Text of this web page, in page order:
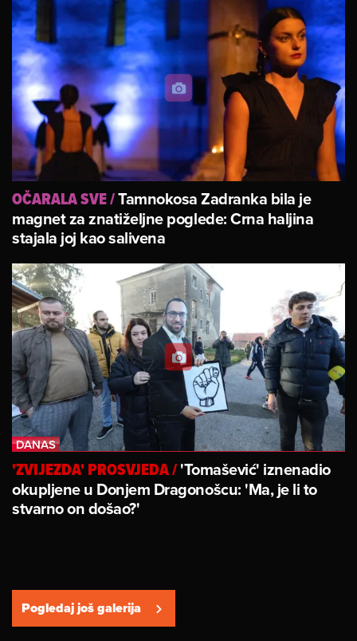
OČARALA SVE/Tamnokosa Zadranka bila je
magnet za znatiželjne poglede: Crna haljina
stajala joj kao salivena
'ZVIJEZDA' PROSVJEDA/'Tomašević' iznenadio
okupljene u Donjem Dragonošcu: 'Ma, je li to
stvarno on došao?'
Pogledaj još galerija